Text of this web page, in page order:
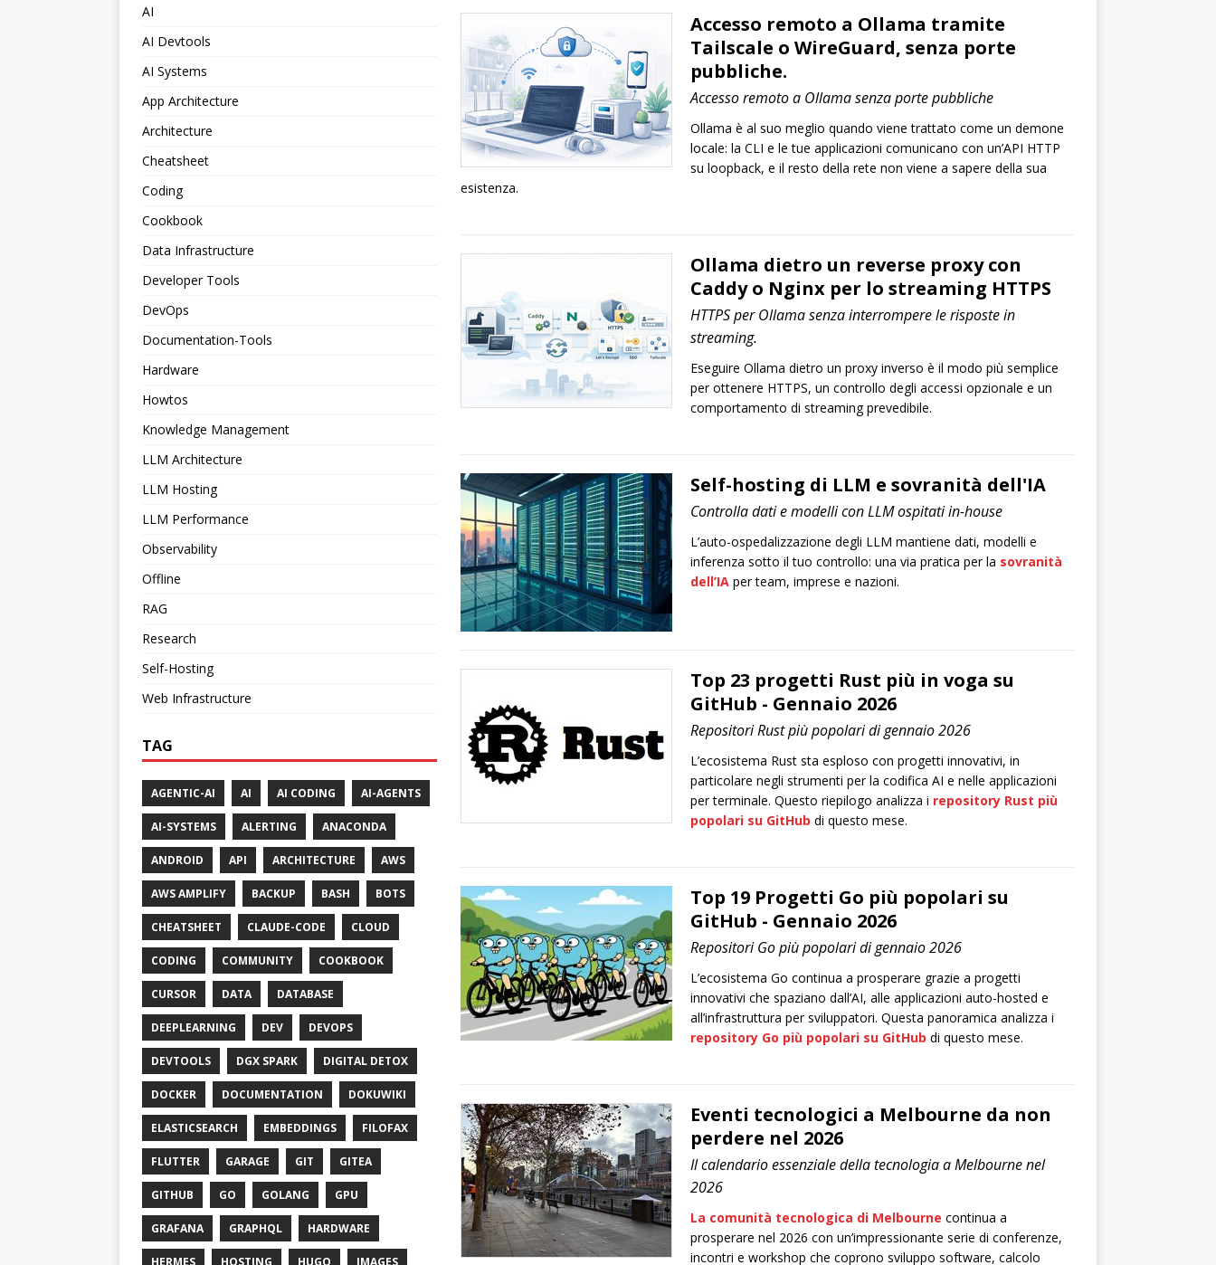
Accesso remoto a Ollama tramite
Tailscale o WireGuard, senza porte
pubbliche.
Accesso remoto a Ollama senza porte pubbliche
Ollama è al suo meglio quando viene trattato come un demone
locale: la CLI e le tue applicazioni comunicano con un’API HTTP
su loopback, e il resto della rete non viene a sapere della sua
esistenza.
Ollama dietro un reverse proxy con
Caddy o Nginx per lo streaming HTTPS
HTTPS per Ollama senza interrompere le risposte in
streaming.
Eseguire Ollama dietro un proxy inverso è il modo più semplice
per ottenere HTTPS, un controllo degli accessi opzionale e un
comportamento di streaming prevedibile.
Self-hosting di LLM e sovranità dell'IA
Controlla dati e modelli con LLM ospitati in-house
L’auto-ospedalizzazione degli LLM mantiene dati, modelli e
inferenza sotto il tuo controllo: una via pratica per la sovranità
dell’IAper team, imprese e nazioni.
Top 23 progetti Rust più in voga su
GitHub - Gennaio 2026
Repositori Rust più popolari di gennaio 2026
L’ecosistema Rust sta esploso con progetti innovativi, in
particolare negli strumenti per la codifica AI e nelle applicazioni
per terminale. Questo riepilogo analizza i repository Rust più
popolari su GitHub di questo mese.
Top 19 Progetti Go più popolari su
GitHub - Gennaio 2026
Repositori Go più popolari di gennaio 2026
L’ecosistema Go continua a prosperare grazie a progetti
innovativi che spaziano dall’AI, alle applicazioni auto-hosted e
all’infrastruttura per sviluppatori. Questa panoramica analizza i
repository Go più popolari su GitHub di questo mese.
Eventi tecnologici a Melbourne da non
perdere nel 2026
Il calendario essenziale della tecnologia a Melbourne nel
2026
La comunità tecnologica di Melbourne continua a
prosperare nel 2026 con un’impressionante serie di conferenze,
incontri e workshop che coprono sviluppo software, calcolo
AI
AI Devtools
AI Systems
App Architecture
Architecture
Cheatsheet
Coding
Cookbook
Data Infrastructure
Developer Tools
DevOps
Documentation-Tools
Hardware
Howtos
Knowledge Management
LLM Architecture
LLM Hosting
LLM Performance
Observability
Offline
RAG
Research
Self-Hosting
Web Infrastructure
TAG
AGENTIC-AI AI AI CODING AI-AGENTS
AI-SYSTEMS ALERTING ANACONDA
ANDROID API ARCHITECTURE AWS
AWS AMPLIFY BACKUP BASH BOTS
CHEATSHEET CLAUDE-CODE CLOUD
CODING COMMUNITY COOKBOOK
CURSOR DATA DATABASE
DEEPLEARNING DEV DEVOPS
DEVTOOLS DGX SPARK DIGITAL DETOX
DOCKER DOCUMENTATION DOKUWIKI
ELASTICSEARCH EMBEDDINGS FILOFAX
FLUTTER GARAGE GIT GITEA
GITHUB GO GOLANG GPU
GRAFANA GRAPHQL HARDWARE
HERMES HOSTING HUGO IMAGES